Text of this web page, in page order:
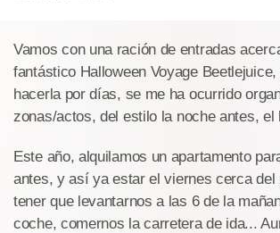
Vamos con una ración de entradas
fantástico Halloween Voyage
hacerla por días, se me ha ocurrido
zonas/actos, del estilo la noche antes, el
Este año, alquilamos un apartamento
antes, y así ya estar el viernes cerca del
tener que levantarnos a las 6 de la
coche, comernos la carretera de ida...